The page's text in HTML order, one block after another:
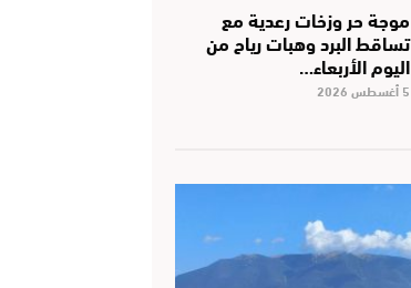
موجة حر وزخات رعدية مع
تساقط البرد وهبات رياح من
اليوم الأربعاء…
5 أغسطس 2026